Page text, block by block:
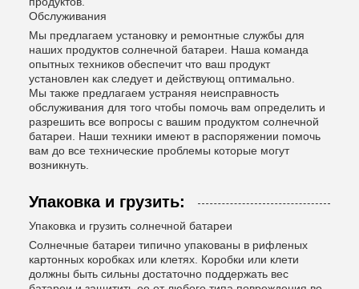
Обслуживания
Мы предлагаем установку и ремонтные службы для
наших продуктов солнечной батареи. Наша команда
опытных техников обеспечит что ваш продукт
установлен как следует и действующ оптимально.
Мы также предлагаем устраняя неисправность
обслуживания для того чтобы помочь вам определить и
разрешить все вопросы с вашим продуктом солнечной
батареи. Наши техники имеют в распоряжении помочь
вам до все технические проблемы которые могут
возникнуть.
Упаковка и грузить:
Упаковка и грузить солнечной батареи
Солнечные батареи типично упакованы в рифленых
картонных коробках или клетях. Коробки или клети
должны быть сильны достаточно поддержать вес